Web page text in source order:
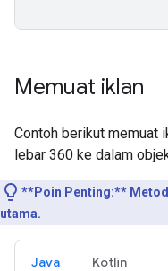
Memuat iklan
Contoh berikut memuat
lebar 360 ke dalam
**Poin Penting:**
utama.
Java Kotlin